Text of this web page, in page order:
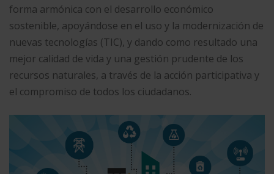
forma armónica con el desarrollo económico
sostenible, apoyándose en el uso y la modernización de
nuevas tecnologías (TIC), y dando como resultado una
mejor calidad de vida y una gestión prudente de los
recursos naturales, a través de la acción participativa y
el compromiso de todos los ciudadanos.